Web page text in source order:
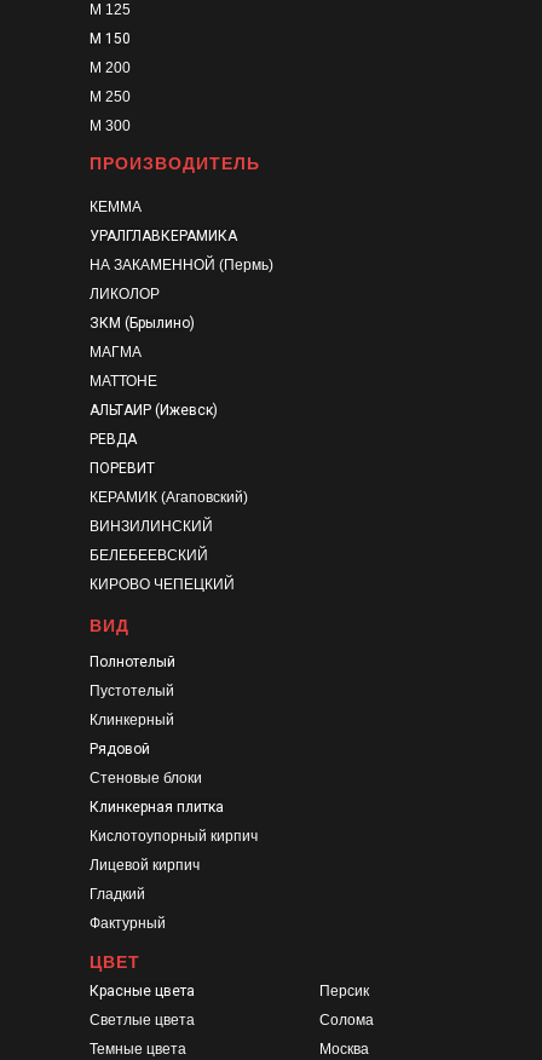
М 125
М 150
М 200
М 250
М 300
ПРОИЗВОДИТЕЛЬ
КЕММА
УРАЛГЛАВКЕРАМИКА
НА ЗАКАМЕННОЙ (Пермь)
ЛИКОЛОР
ЗКМ (Брылино)
МАГМА
МАТТОНЕ
АЛЬТАИР (Ижевск)
РЕВДА
ПОРЕВИТ
КЕРАМИК (Агаповский)
ВИНЗИЛИНСКИЙ
БЕЛЕБЕЕВСКИЙ
КИРОВО ЧЕПЕЦКИЙ
ВИД
ЦВЕТ
Красные цвета
Светлые цвета
Темные цвета
Полнотелый
Пустотелый
Клинкерный
Рядовой
Стеновые блоки
Клинкерная плитка
Кислотоупорный кирпич
Лицевой кирпич
Гладкий
Фактурный
Персик
Солома
Москва